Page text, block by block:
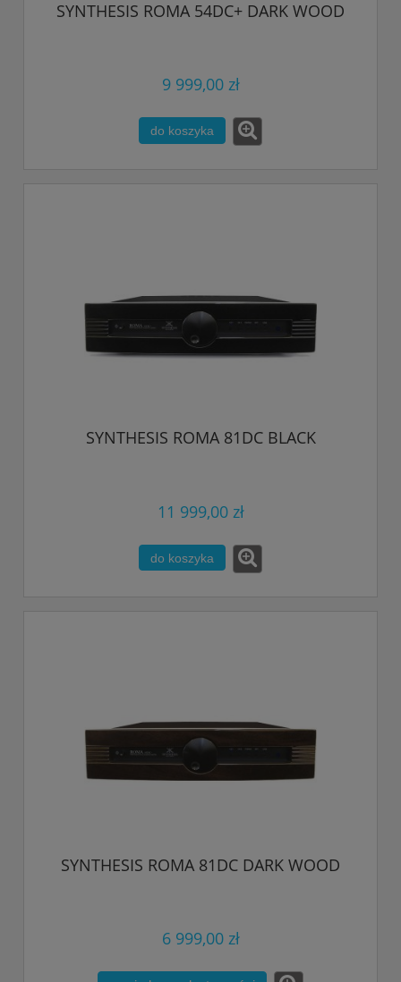
SYNTHESIS ROMA 54DC+ DARK WOOD
9 999,00 zł
do koszyka
SYNTHESIS ROMA 81DC BLACK
11 999,00 zł
do koszyka
SYNTHESIS ROMA 81DC DARK WOOD
6 999,00 zł